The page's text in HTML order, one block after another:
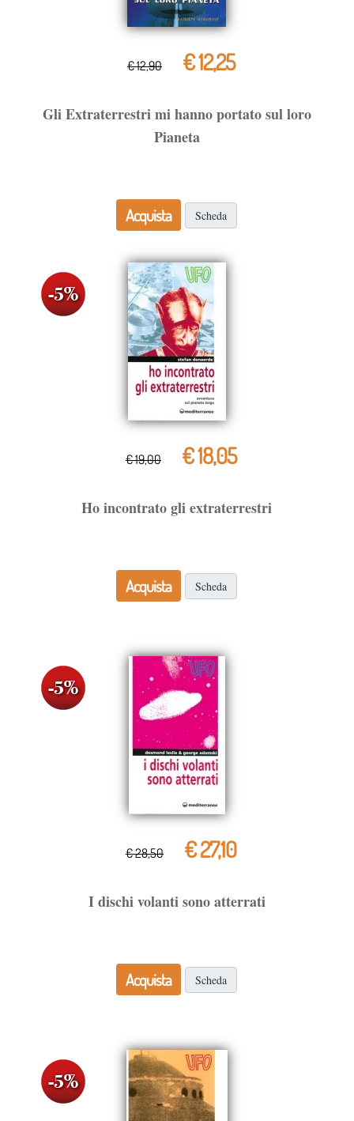
€ 12,90 € 12,25
Gli Extraterrestri mi hanno portato sul loro
Pianeta
Acquista Scheda
€ 19,00 € 18,05
Ho incontrato gli extraterrestri
Acquista Scheda
€ 28,50 € 27,10
I dischi volanti sono atterrati
Acquista Scheda